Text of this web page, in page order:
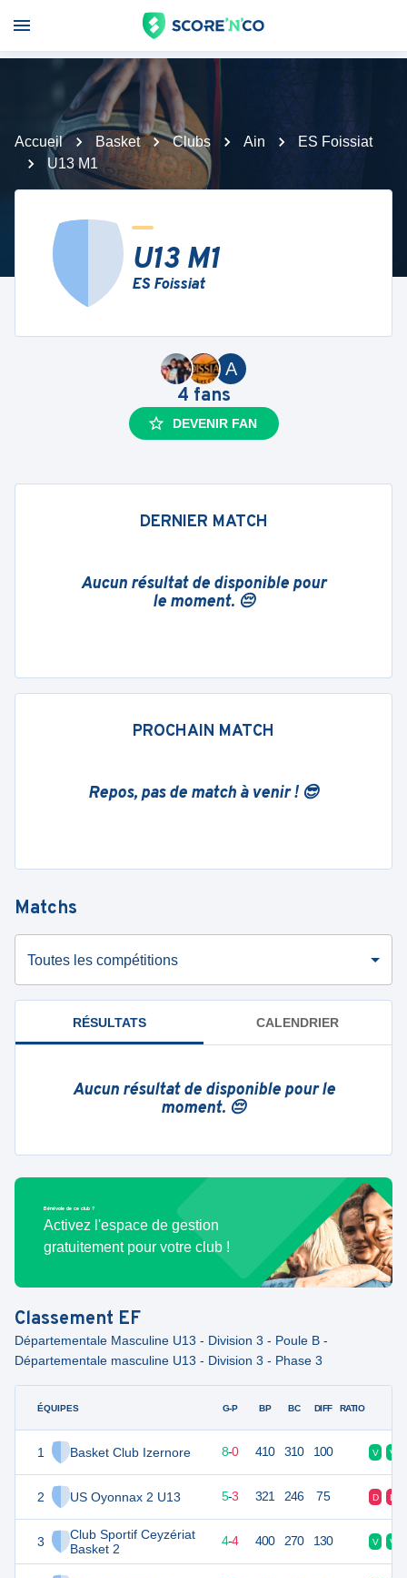
Accueil Basket Clubs Ain
ES Foissiat
U13 M1
U13 M1
ES Foissiat
A
4 fans
DEVENIR FAN
DERNIER MATCH
Aucun résultat de disponible pour
le moment. 😔
PROCHAIN MATCH
Repos, pas de match à venir ! 😎
Matchs
Toutes les compétitions
RÉSULTATS CALENDRIER
Aucun résultat de disponible pour le
moment. 😔
Bénévole de ce club ?
Activez l'espace de gestion
gratuitement pour votre club !
Classement EF
Départementale Masculine U13 - Division 3 - Poule B -
Départementale masculine U13 - Division 3 - Phase 3
ÉQUIPES
1 Basket Club Izernore
2 US Oyonnax 2 U13
3
Club Sportif Ceyzériat
Basket 2
G-P BP BC DIFF RATIO
16 8-0 410 310 100 V V
13 5-3 321 246 75 D D
12 8 4-4 400 270 130 V V